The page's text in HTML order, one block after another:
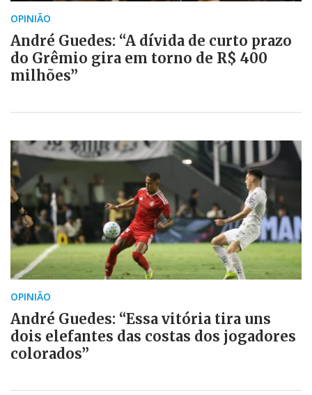
OPINIÃO
André Guedes: “A dívida de curto prazo
do Grêmio gira em torno de R$ 400
milhões”
OPINIÃO
André Guedes: “Essa vitória tira uns
dois elefantes das costas dos jogadores
colorados”